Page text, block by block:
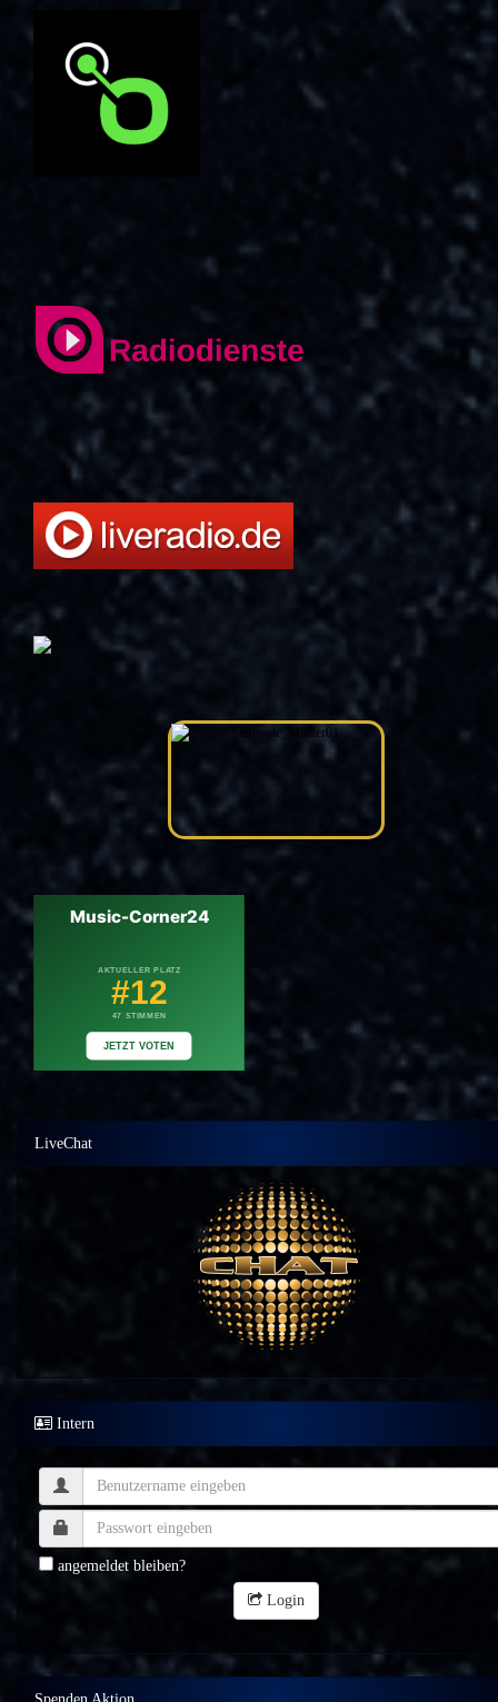
LiveChat
Intern
angemeldet bleiben?
Login